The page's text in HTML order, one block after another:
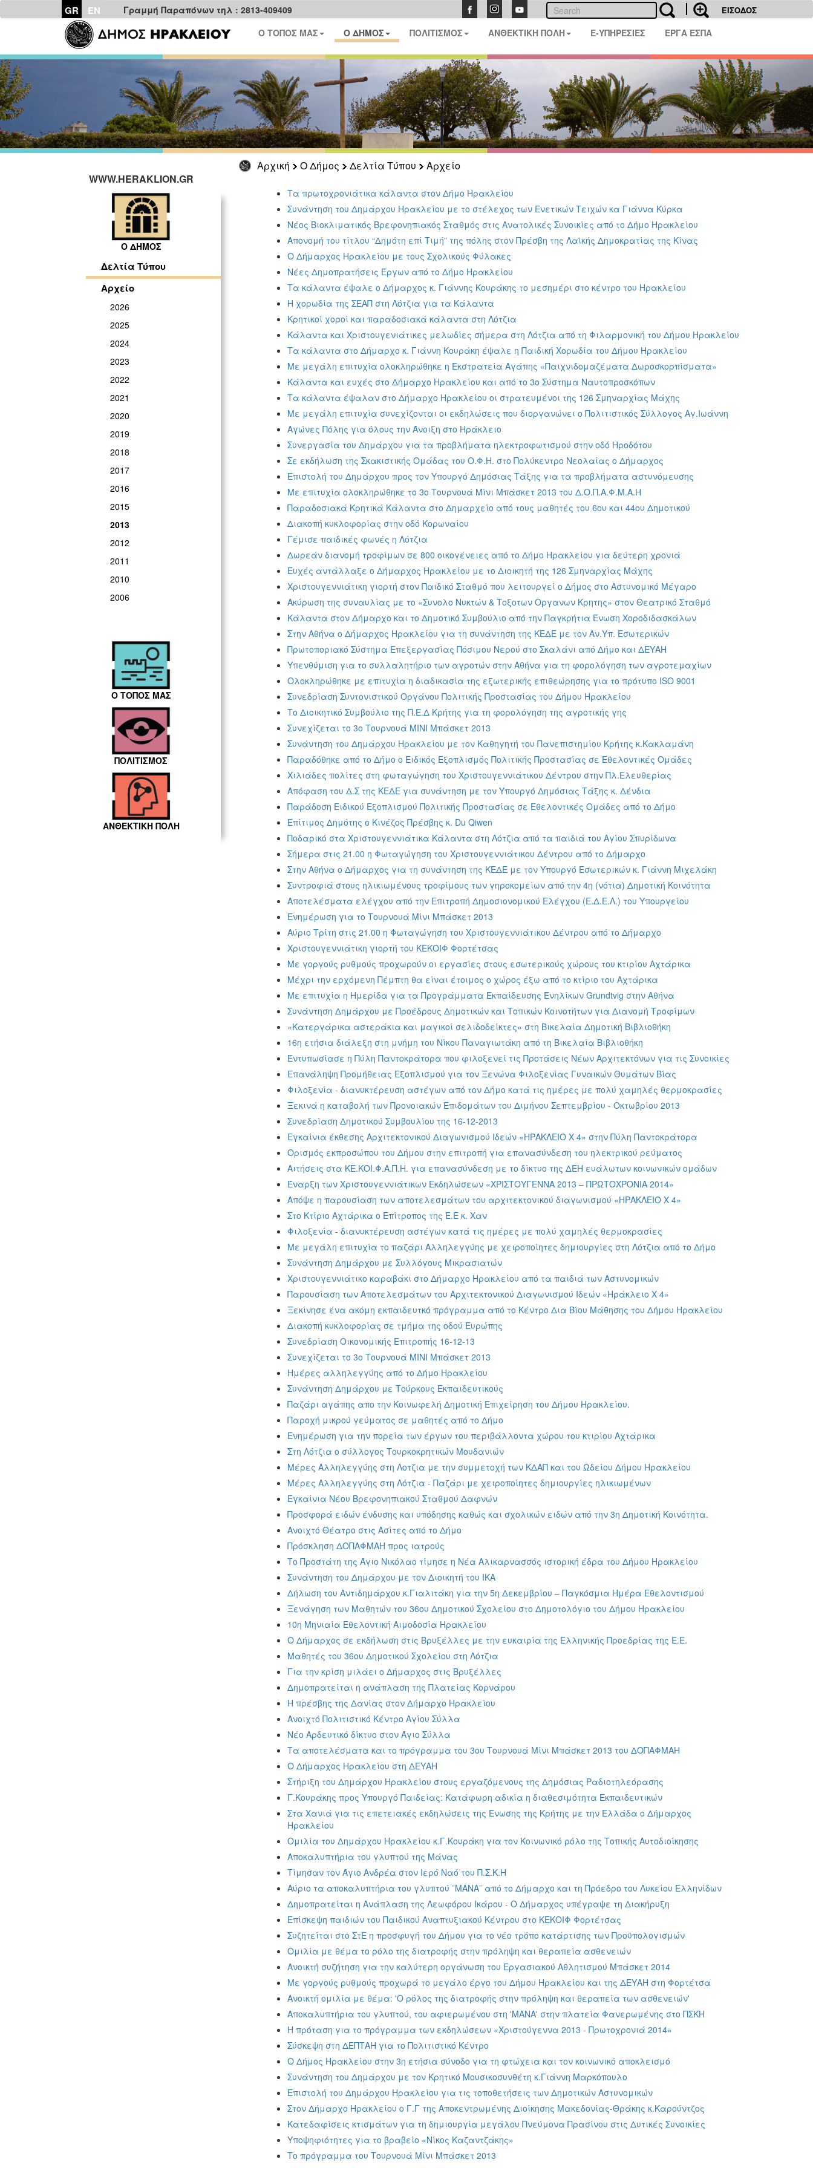
GR EN Γραμμή Παραπόνων τηλ : 2813-409409 ΕΙΣΟΔΟΣ
Ο ΤΟΠΟΣ ΜΑΣ Ο ΔΗΜΟΣ ΠΟΛΙΤΙΣΜΟΣ ΑΝΘΕΚΤΙΚΗ ΠΟΛΗ E-ΥΠΗΡΕΣΙΕΣ ΕΡΓΑ ΕΣΠΑ
Αρχική Ο Δήμος Δελτία Τύπου
Αρχείο
WWW.HERAKLION.GR
Ο ΔΗΜΟΣ
Δελτία Τύπου
Αρχείο
2026
2025
2024
2023
2022
2021
2020
2019
2018
2017
2016
2015
2013
2012
2011
2010
2006
Ο ΤΟΠΟΣ ΜΑΣ
ΠΟΛΙΤΙΣΜΟΣ
ΑΝΘΕΚΤΙΚΗ ΠΟΛΗ
Τα πρωτοχρονιάτικα κάλαντα στον Δήμο Ηρακλείου
Συνάντηση του Δημάρχου Ηρακλείου με το στέλεχος των Ενετικών Τειχών κα Γιάννα Κύρκα
Νέος Βιοκλιματικός Βρεφονηπιακός Σταθμός στις Ανατολικές Συνοικίες από το Δήμο Ηρακλείου
Απονομή του τίτλου “Δημότη επί Τιμή” της πόλης στον Πρέσβη της Λαϊκής Δημοκρατίας της Κίνας
Ο Δήμαρχος Ηρακλείου με τους Σχολικούς Φύλακες
Νέες Δημοπρατήσεις Έργων από το Δήμο Ηρακλείου
Τα κάλαντα έψαλε ο Δήμαρχος κ. Γιάννης Κουράκης το μεσημέρι στο κέντρο του Ηρακλείου
Η χορωδία της ΣΕΑΠ στη Λότζια για τα Κάλαντα
Κρητικοί χοροί και παραδοσιακά κάλαντα στη Λότζια
Κάλαντα και Χριστουγενιάτικες μελωδίες σήμερα στη Λότζια από τη Φιλαρμονική του Δήμου Ηρακλείου
Τα κάλαντα στο Δήμαρχο κ. Γιάννη Κουράκη έψαλε η Παιδική Χορωδία του Δήμου Ηρακλείου
Με μεγάλη επιτυχία ολοκληρώθηκε η Εκστρατεία Αγάπης «Παιχνιδομαζέματα Δωροσκορπίσματα»
Κάλαντα και ευχές στο Δήμαρχο Ηρακλείου και από το 3ο Σύστημα Ναυτοπροσκόπων
Τα κάλαντα έψαλαν στο Δήμαρχο Ηρακλείου οι στρατευμένοι της 126 Σμηναρχίας Μάχης
Με μεγάλη επιτυχία συνεχίζονται οι εκδηλώσεις που διοργανώνει ο Πολιτιστικός Σύλλογος Αγ.Ιωάννη
Αγώνες Πόλης για όλους την Άνοιξη στο Ηράκλειο
Συνεργασία του Δημάρχου για τα προβλήματα ηλεκτροφωτισμού στην οδό Ηροδότου
Σε εκδήλωση της Σκακιστικής Ομάδας του Ο.Φ.Η. στο Πολύκεντρο Νεολαίας ο Δήμαρχος
Επιστολή του Δημάρχου προς τον Υπουργό Δημόσιας Τάξης για τα προβλήματα αστυνόμευσης
Με επιτυχία ολοκληρώθηκε το 3o Τουρνουά Μίνι Μπάσκετ 2013 του Δ.Ο.Π.Α.Φ.Μ.Α.Η
Παραδοσιακά Κρητικά Κάλαντα στο Δημαρχείο από τους μαθητές του 6ου και 44ου Δημοτικού
Διακοπή κυκλοφορίας στην οδό Κορωναίου
Γέμισε παιδικές φωνές η Λότζια
Δωρεάν διανομή τροφίμων σε 800 οικογένειες από το Δήμο Ηρακλείου για δεύτερη χρονιά
Ευχές αντάλλαξε ο Δήμαρχος Ηρακλείου με το Διοικητή της 126 Σμηναρχίας Μάχης
Χριστουγεννιάτικη γιορτή στον Παιδικό Σταθμό που λειτουργεί ο Δήμος στο Αστυνομικό Μέγαρο
Ακύρωση της συναυλίας με το «Συνολο Νυκτών & Τοξοτων Οργανων Κρητης» στον Θεατρικό Σταθμό
Κάλαντα στον Δήμαρχο και το Δημοτικό Συμβούλιο από την Παγκρήτια Ένωση Χοροδιδασκάλων
Στην Αθήνα ο Δήμαρχος Ηρακλείου για τη συνάντηση της ΚΕΔΕ με τον Αν.Υπ. Εσωτερικών
Πρωτοποριακό Σύστημα Επεξεργασίας Πόσιμου Νερού στο Σκαλάνι από Δήμο και ΔΕΥΑΗ
Υπενθύμιση για το συλλαλητήριο των αγροτών στην Αθήνα για τη φορολόγηση των αγροτεμαχίων
Ολοκληρώθηκε με επιτυχία η διαδικασία της εξωτερικής επιθεώρησης για το πρότυπο ISO 9001
Συνεδρίαση Συντονιστικού Οργάνου Πολιτικής Προστασίας του Δήμου Ηρακλείου
Το Διοικητικό Συμβούλιο της Π.Ε.Δ Κρήτης για τη φορολόγηση της αγροτικής γης
Συνεχίζεται το 3ο Τουρνουά ΜΙΝΙ Μπάσκετ 2013
Συνάντηση του Δημάρχου Ηρακλείου με τον Καθηγητή του Πανεπιστημίου Κρήτης κ.Κακλαμάνη
Παραδόθηκε από το Δήμο ο Ειδικός Εξοπλισμός Πολιτικής Προστασίας σε Εθελοντικές Ομάδες
Χιλιάδες πολίτες στη φωταγώγηση του Χριστουγεννιάτικου Δέντρου στην Πλ.Ελευθερίας
Απόφαση του Δ.Σ της ΚΕΔΕ για συνάντηση με τον Υπουργό Δημόσιας Τάξης κ. Δένδια
Παράδοση Ειδικού Εξοπλισμού Πολιτικής Προστασίας σε Εθελοντικές Ομάδες από το Δήμο
Επίτιμος Δημότης ο Κινέζος Πρέσβης κ. Du Qiwen
Ποδαρικό στα Χριστουγεννιάτικα Κάλαντα στη Λότζια από τα παιδιά του Αγίου Σπυρίδωνα
Σήμερα στις 21.00 η Φωταγώγηση του Χριστουγεννιάτικου Δέντρου από το Δήμαρχο
Στην Αθήνα ο Δήμαρχος για τη συνάντηση της ΚΕΔΕ με τον Υπουργό Εσωτερικών κ. Γιάννη Μιχελάκη
Συντροφιά στους ηλικιωμένους τροφίμους των γηροκομείων από την 4η (νότια) Δημοτική Κοινότητα
Αποτελέσματα ελέγχου από την Επιτροπή Δημοσιονομικού Ελέγχου (Ε.Δ.Ε.Λ.) του Υπουργείου
Ενημέρωση για το Τουρνουά Μίνι Μπάσκετ 2013
Αύριο Τρίτη στις 21.00 η Φωταγώγηση του Χριστουγεννιάτικου Δέντρου από το Δήμαρχο
Χριστουγεννιάτικη γιορτή του ΚΕΚΟΙΦ Φορτέτσας
Με γοργούς ρυθμούς προχωρούν οι εργασίες στους εσωτερικούς χώρους του κτιρίου Αχτάρικα
Μέχρι την ερχόμενη Πέμπτη θα είναι έτοιμος ο χώρος έξω από το κτίριο του Αχτάρικα
Με επιτυχία η Ημερίδα για τα Προγράμματα Εκπαίδευσης Ενηλίκων Grundtvig στην Αθήνα
Συνάντηση Δημάρχου με Προέδρους Δημοτικών και Τοπικών Kοινοτήτων για Διανομή Τροφίμων
«Κατεργάρικα αστεράκια και μαγικοί σελιδοδείκτες» στη Βικελαία Δημοτική Βιβλιοθήκη
16η ετήσια διάλεξη στη μνήμη του Νίκου Παναγιωτάκη από τη Βικελαία Βιβλιοθήκη
Εντυπωσίασε η Πύλη Παντοκράτορα που φιλοξενεί τις Προτάσεις Νέων Αρχιτεκτόνων για τις Συνοικίες
Επανάληψη Προμήθειας Εξοπλισμού για τον Ξενώνα Φιλοξενίας Γυναικών Θυμάτων Βίας
Φιλοξενία - διανυκτέρευση αστέγων από τον Δήμο κατά τις ημέρες με πολύ χαμηλές θερμοκρασίες
Ξεκινά η καταβολή των Προνοιακών Επιδομάτων του Διμήνου Σεπτεμβρίου - Οκτωβρίου 2013
Συνεδρίαση Δημοτικού Συμβουλίου της 16-12-2013
Εγκαίνια έκθεσης Αρχιτεκτονικού Διαγωνισμού Ιδεών «ΗΡΑΚΛΕΙΟ Χ 4» στην Πύλη Παντοκράτορα
Ορισμός εκπροσώπου του Δήμου στην επιτροπή για επανασύνδεση του ηλεκτρικού ρεύματος
Αιτήσεις στα ΚΕ.ΚΟΙ.Φ.Α.Π.Η. για επανασύνδεση με το δίκτυο της ΔΕΗ ευάλωτων κοινωνικών ομάδων
Έναρξη των Χριστουγεννιάτικων Εκδηλώσεων «ΧΡΙΣΤΟΥΓΕΝΝΑ 2013 – ΠΡΩΤΟΧΡΟΝΙΑ 2014»
Απόψε η παρουσίαση των αποτελεσμάτων του αρχιτεκτονικού διαγωνισμού «ΗΡΑΚΛΕΙΟ Χ 4»
Στο Κτίριο Αχτάρικα ο Επίτροπος της Ε.Ε κ. Χαν
Φιλοξενία - διανυκτέρευση αστέγων κατά τις ημέρες με πολύ χαμηλές θερμοκρασίες
Με μεγάλη επιτυχία το παζάρι Αλληλεγγύης με χειροποίητες δημιουργίες στη Λότζια από το Δήμο
Συνάντηση Δημάρχου με Συλλόγους Μικρασιατών
Xριστουγεννιάτικο καραβάκι στο Δήμαρχο Ηρακλείου από τα παιδιά των Αστυνομικών
Παρουσίαση των Αποτελεσμάτων του Αρχιτεκτονικού Διαγωνισμού Ιδεών «Ηράκλειο Χ 4»
Ξεκίνησε ένα ακόμη εκπαιδευτκό πρόγραμμα από το Κέντρο Δια Βίου Μάθησης του Δήμου Ηρακλείου
Διακοπή κυκλοφορίας σε τμήμα της οδού Ευρώπης
Συνεδρίαση Οικονομικής Επιτροπής 16-12-13
Συνεχίζεται το 3ο Τουρνουά ΜΙΝΙ Μπάσκετ 2013
Ημέρες αλληλεγγύης από το Δήμο Ηρακλείου
Συνάντηση Δημάρχου με Τούρκους Εκπαιδευτικούς
Παζάρι αγάπης απο την Κοινωφελή Δημοτική Επιχείρηση του Δήμου Ηρακλείου.
Παροχή μικρού γεύματος σε μαθητές από το Δήμο
Ενημέρωση για την πορεία των έργων του περιβάλλοντα χώρου του κτιρίου Αχτάρικα
Στη Λότζια ο σύλλογος Τουρκοκρητικών Μουδανιών
Μέρες Αλληλεγγύης στη Λοτζια με την συμμετοχή των ΚΔΑΠ και του Ωδείου Δήμου Ηρακλείου
Μέρες Αλληλεγγύης στη Λότζια - Παζάρι με χειροποίητες δημιουργίες ηλικιωμένων
Εγκαίνια Νέου Βρεφονηπιακού Σταθμού Δαφνών
Προσφορά ειδών ένδυσης και υπόδησης καθώς και σχολικών ειδών από την 3η Δημοτική Κοινότητα.
Ανοιχτό Θέατρο στις Ασίτες από το Δήμο
Πρόσκληση ΔΟΠΑΦΜΑΗ προς ιατρούς
Το Προστάτη της Άγιο Νικόλαο τίμησε η Νέα Αλικαρνασσός ιστορική έδρα του Δήμου Ηρακλείου
Συνάντηση του Δημάρχου με τον Διοικητή του ΙΚΑ
Δήλωση του Αντιδημάρχου κ.Γιαλιτάκη για την 5η Δεκεμβρίου – Παγκόσμια Ημέρα Εθελοντισμού
Ξενάγηση των Μαθητών του 36ου Δημοτικού Σχολείου στο Δημοτολόγιο του Δήμου Ηρακλείου
10η Μηνιαία Εθελοντική Αιμοδοσία Ηρακλείου
Ο Δήμαρχος σε εκδήλωση στις Βρυξέλλες με την ευκαιρία της Ελληνικής Προεδρίας της Ε.Ε.
Μαθητές του 36ου Δημοτικού Σχολείου στη Λότζια
Για την κρίση μιλάει ο Δήμαρχος στις Βρυξέλλες
Δημοπρατείται η ανάπλαση της Πλατείας Κορνάρου
Η πρέσβης της Δανίας στον Δήμαρχο Ηρακλείου
Ανοιχτό Πολιτιστικό Κέντρο Αγίου Σύλλα
Νέο Αρδευτικό δίκτυο στον Άγιο Σύλλα
Τα αποτελέσματα και το πρόγραμμα του 3ου Τουρνουά Μίνι Μπάσκετ 2013 του ΔΟΠΑΦΜΑΗ
Ο Δήμαρχος Ηρακλείου στη ΔΕΥΑΗ
Στήριξη του Δημάρχου Ηρακλείου στους εργαζόμενους της Δημόσιας Ραδιοτηλεόρασης
Γ.Κουράκης προς Υπουργό Παιδείας: Κατάφωρη αδικία η διαθεσιμότητα Εκπαιδευτικών
Στα Χανιά για τις επετειακές εκδηλώσεις της Ένωσης της Κρήτης με την Ελλάδα ο Δήμαρχος
Ηρακλείου
Ομιλία του Δημάρχου Ηρακλείου κ.Γ.Κουράκη για τον Κοινωνικό ρόλο της Τοπικής Αυτοδιοίκησης
Αποκαλυπτήρια του γλυπτού της Μάνας
Τίμησαν τον Άγιο Ανδρέα στον Ιερό Ναό του Π.Σ.Κ.Η
Αύριο τα αποκαλυπτήρια του γλυπτού ¨ΜΑΝΑ¨ από το Δήμαρχο και τη Πρόεδρο του Λυκείου Ελληνίδων
Δημοπρατείται η Ανάπλαση της Λεωφόρου Ικάρου - Ο Δήμαρχος υπέγραψε τη Διακήρυξη
Επίσκεψη παιδιών του Παιδικού Αναπτυξιακού Κέντρου στο ΚΕΚΟΙΦ Φορτέτσας
Συζητείται στο ΣτΕ η προσφυγή του Δήμου για το νέο τρόπο κατάρτισης των Προϋπολογισμών
Ομιλία με θέμα το ρόλο της διατροφής στην πρόληψη και θεραπεία ασθενειών
Ανοικτή συζήτηση για την καλύτερη οργάνωση του Εργασιακού Αθλητισμού Μπάσκετ 2014
Με γοργούς ρυθμούς προχωρά το μεγάλο έργο του Δήμου Ηρακλείου και της ΔΕΥΑΗ στη Φορτέτσα
Ανοικτή ομιλία με θέμα: 'Ο ρόλος της διατροφής στην πρόληψη και θεραπεία των ασθενειών'
Αποκαλυπτήρια του γλυπτού, του αφιερωμένου στη 'ΜΑΝΑ' στην πλατεία Φανερωμένης στο ΠΣΚΗ
Η πρόταση για το πρόγραμμα των εκδηλώσεων «Χριστούγεννα 2013 - Πρωτοχρονιά 2014»
Σύσκεψη στη ΔΕΠΤΑΗ για το Πολιτιστικό Κέντρο
Ο Δήμος Ηρακλείου στην 3η ετήσια σύνοδο για τη φτώχεια και τον κοινωνικό αποκλεισμό
Συνάντηση του Δημάρχου με τον Κρητικό Μουσικοσυνθέτη κ.Γιάννη Μαρκόπουλο
Επιστολή του Δημάρχου Ηρακλείου για τις τοποθετήσεις των Δημοτικών Αστυνομικών
Στον Δήμαρχο Ηρακλείου ο Γ.Γ της Αποκεντρωμένης Διοίκησης Μακεδονίας-Θράκης κ.Καρούντζος
Κατεδαφίσεις κτισμάτων για τη δημιουργία μεγάλου Πνεύμονα Πρασίνου στις Δυτικές Συνοικίες
Υποψηφιότητες για το βραβείο «Νίκος Καζαντζάκης»
Το πρόγραμμα του Τουρνουά Μίνι Μπάσκετ 2013